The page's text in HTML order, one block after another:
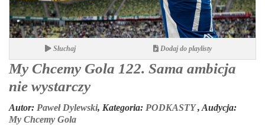
Słuchaj Dodaj do playlisty
My Chcemy Gola 122. Sama ambicja
nie wystarczy
Autor: Paweł Dylewski, Kategoria: PODKASTY, Audycja:
My Chcemy Gola